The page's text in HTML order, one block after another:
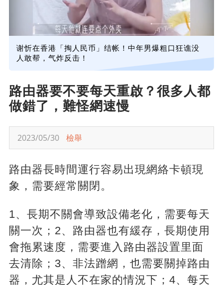
谢忻在香港「掏人民币」结帐！中年男爆粗口狂谯没
人敢帮，气炸反击！
路由器要不要每天重啟？很多人都
做錯了，難怪網速慢
2023/05/30 檢舉
路由器長時間運行容易出現網絡卡頓現
象，需要經常關閉。
1、長期不關會導致設備老化，需要每天
關一次；2、路由器也有緩存，長期使用
會拖累速度，需要進入路由器設置里面
去清除；3、非法蹭網，也需要關掉路由
器，尤其是人不在家的情況下；4、每天